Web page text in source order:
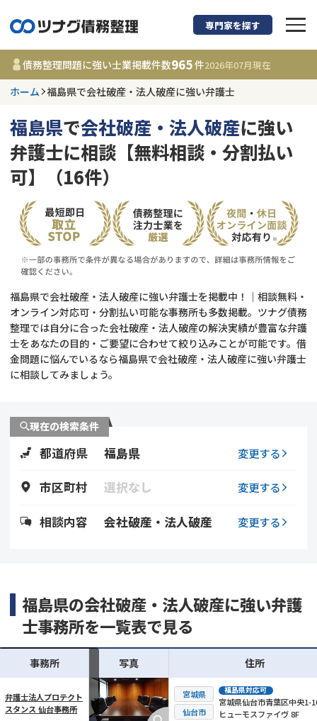
債務整理に強い弁
福島県
事務所 965
件
更新日 : 2026年07月31日
相談内容で探す
借金返済相談・交渉
時効援用
会社破産・法人破産
費用相場
債務整理
個人再生（民事再生）
専門家を探す
債務整理問題に強い士業掲載件数965件2026年07月現在
ホーム 福島県で会社破産・法人破産に強い弁護士
福島県で会社破産・法人破産に強い
弁護士に相談【無料相談・分割払い
可】（16件）
福島県で会社破産・法人破産に強い弁護士を掲載中！｜相談無料・
オンライン対応可・分割払い可能な事務所も多数掲載。ツナグ債務
整理では自分に合った会社破産・法人破産の解決実績が豊富な弁護
士をあなたの目的・ご要望に合わせて絞り込みことが可能です。借
金問題に悩んでいるなら福島県で会社破産・法人破産に強い弁護士
に相談してみましょう。
現在の検索条件
都道府県 福島県 変更する
市区町村 選択なし 変更する
相談内容 会社破産・法人破産 変更する
福島県の会社破産・法人破産に強い弁護
士事務所を一覧表で見る
横スクロール可能
事務所 写真 住所
弁護士法人プロテクト
スタンス 仙台事務所
宮城県
仙台市
福島県対応可
宮城県仙台市青葉区中央1-
ヒューモスファイヴ 8F